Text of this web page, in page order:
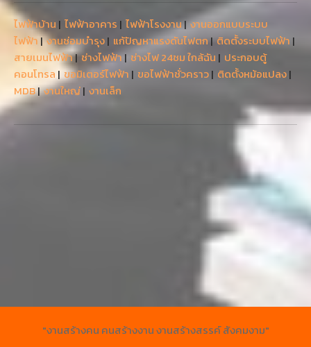
ไฟฟ้าบ้าน | ไฟฟ้าอาคาร | ไฟฟ้าโรงงาน|งานออกแบบระบบ
ไฟฟ้า|งานซ่อมบำรุง| แก้ปัญหาแรงดันไฟตก|ติดตั้งระบบไฟฟ้า |
สายเมนไฟฟ้า|ช่างไฟฟ้า| ช่างไฟ 24ชม ใกล้ฉัน | ประกอบตู้
คอนโทรล | ขอมิเตอร์ไฟฟ้า | ขอไฟฟ้าชั่วคราว| ติดตั้งหม้อแปลง|
MDB|งานใหญ่| งานเล็ก
"งานสร้างคน คนสร้างงาน งานสร้างสรรค์ สังคมงาม"